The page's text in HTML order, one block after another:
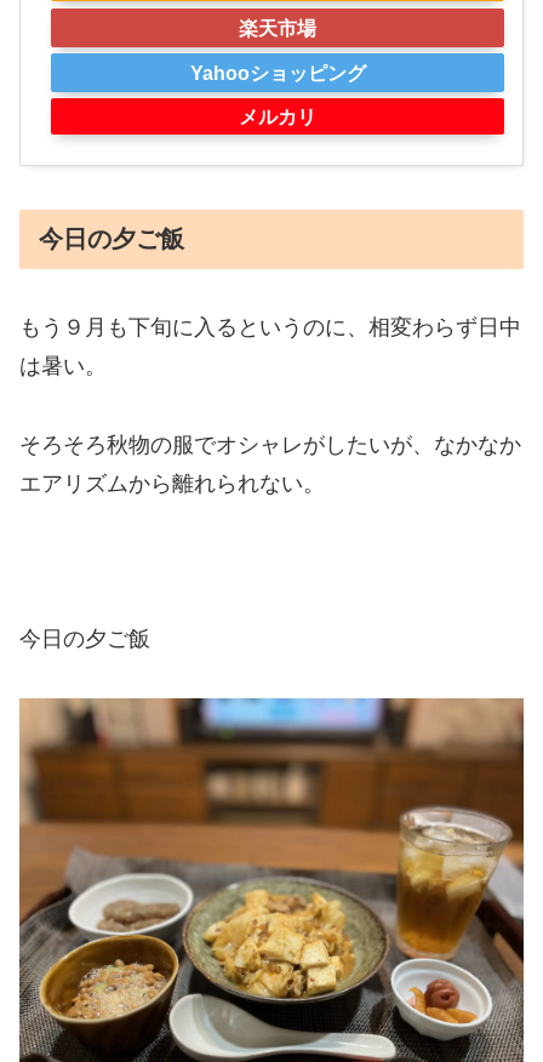
楽天市場
Yahooショッピング
メルカリ
今日の夕ご飯
もう９月も下旬に入るというのに、 相変わらず日中
は暑い。
そろそろ秋物の服でオシャレがしたいが、なかなか
エアリズムから離れられない。
今日の夕ご飯